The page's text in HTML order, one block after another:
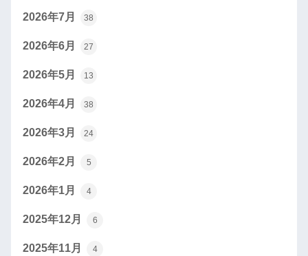
2026年7月 38
2026年6月 27
2026年5月 13
2026年4月 38
2026年3月 24
2026年2月 5
2026年1月 4
2025年12月 6
2025年11月 4